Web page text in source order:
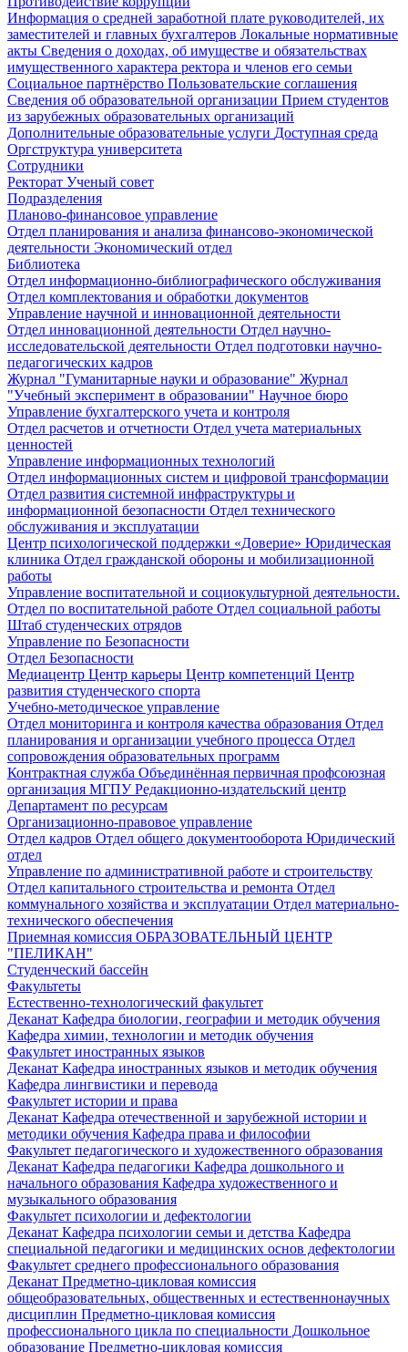
Информация о средней заработной плате руководителей, их
заместителей и главных бухгалтеров Локальные нормативные
акты Сведения о доходах, об имуществе и обязательствах
имущественного характера ректора и членов его семьи
Социальное партнёрство Пользовательские соглашения
Сведения об образовательной организации Прием студентов
из зарубежных образовательных организаций
Дополнительные образовательные услуги Доступная среда
Оргструктура университета
Сотрудники
Ректорат Ученый совет
Подразделения
Планово-финансовое управление
Отдел планирования и анализа финансово-экономической
деятельности Экономический отдел
Библиотека
Отдел информационно-библиографического обслуживания
Отдел комплектования и обработки документов
Управление научной и инновационной деятельности
Отдел инновационной деятельности Отдел научно-
исследовательской деятельности Отдел подготовки научно-
педагогических кадров
Журнал "Гуманитарные науки и образование" Журнал
"Учебный эксперимент в образовании" Научное бюро
Управление бухгалтерского учета и контроля
Отдел расчетов и отчетности Отдел учета материальных
ценностей
Управление информационных технологий
Отдел информационных систем и цифровой трансформации
Отдел развития системной инфраструктуры и
информационной безопасности Отдел технического
обслуживания и эксплуатации
Центр психологической поддержки «Доверие» Юридическая
клиника Отдел гражданской обороны и мобилизационной
работы
Управление воспитательной и социокультурной деятельности.
Отдел по воспитательной работе Отдел социальной работы
Штаб студенческих отрядов
Управление по Безопасности
Отдел Безопасности
Медиацентр Центр карьеры Центр компетенций Центр
развития студенческого спорта
Учебно-методическое управление
Отдел мониторинга и контроля качества образования Отдел
планирования и организации учебного процесса Отдел
сопровождения образовательных программ
Контрактная служба Объединённая первичная профсоюзная
организация МГПУРедакционно-издательский центр
Департамент по ресурсам
Организационно-правовое управление
Отдел кадров Отдел общего документооборота Юридический
отдел
Управление по административной работе и строительству
Отдел капитального строительства и ремонта Отдел
коммунального хозяйства и эксплуатации Отдел материально-
технического обеспечения
Приемная комиссия ОБРАЗОВАТЕЛЬНЫЙ ЦЕНТР
"ПЕЛИКАН"
Студенческий бассейн
Факультеты
Естественно-технологический факультет
Деканат Кафедра биологии, географии и методик обучения
Кафедра химии, технологии и методик обучения
Факультет иностранных языков
Деканат Кафедра иностранных языков и методик обучения
Кафедра лингвистики и перевода
Факультет истории и права
Деканат Кафедра отечественной и зарубежной истории и
методики обучения Кафедра права и философии
Факультет педагогического и художественного образования
Деканат Кафедра педагогики Кафедра дошкольного и
начального образования Кафедра художественного и
музыкального образования
Факультет психологии и дефектологии
Деканат Кафедра психологии семьи и детства Кафедра
специальной педагогики и медицинских основ дефектологии
Факультет среднего профессионального образования
Деканат Предметно-цикловая комиссия
общеобразовательных, общественных и естественнонаучных
дисциплин Предметно-цикловая комиссия
профессионального цикла по специальности Дошкольное
образование Предметно-цикловая комиссия